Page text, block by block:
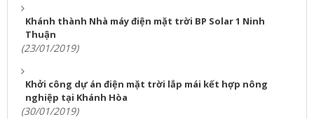
Khánh thành Nhà máy điện mặt trời BP Solar 1 Ninh
Thuận
(23/01/2019)
Khởi công dự án điện mặt trời lắp mái kết hợp nông
nghiệp tại Khánh Hòa
(30/01/2019)